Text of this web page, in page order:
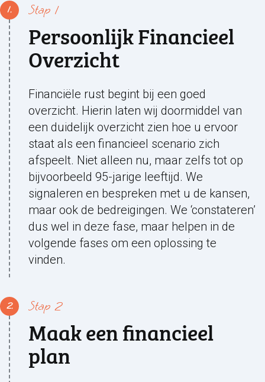
Stap 1
Persoonlijk Financieel
Overzicht
Financiële rust begint bij een goed
overzicht. Hierin laten wij doormiddel van
een duidelijk overzicht zien hoe u ervoor
staat als een financieel scenario zich
afspeelt. Niet alleen nu, maar zelfs tot op
bijvoorbeeld 95-jarige leeftijd. We
signaleren en bespreken met u de kansen,
maar ook de bedreigingen. We ‘constateren’
dus wel in deze fase, maar helpen in de
volgende fases om een oplossing te
vinden.
Stap 2
Maak een financieel
plan